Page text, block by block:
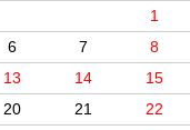
1
6 7
8
13 14
15
20 21
22